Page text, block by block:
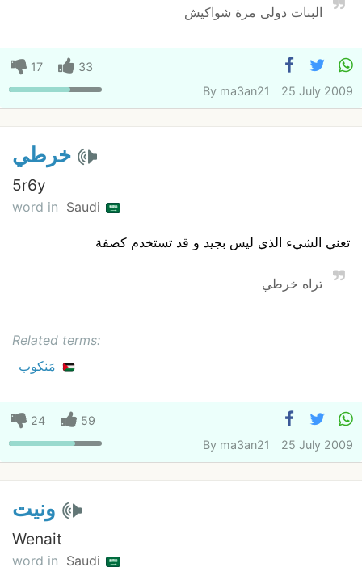
البنات دولى مرة شواكيش
17
33
By ma3an21 25 July 2009
خرطي
5r6y
word in Saudi
تعني الشيء الذي ليس بجيد و قد تستخدم كصفة
تراه خرطي
Related terms:
مَنكوب
24
59
By ma3an21 25 July 2009
ونيت
Wenait
word in Saudi